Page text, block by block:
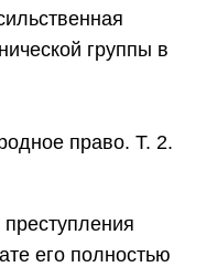
группы в
право. Т. 2.
его полностью